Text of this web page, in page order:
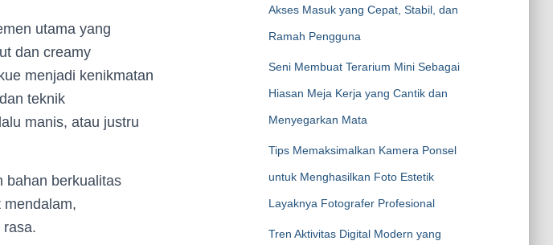
utama yang
dan creamy
menjadi kenikmatan
teknik
manis, atau justru
bahan berkualitas
rasa.
Akses Masuk yang Cepat, Stabil, dan
Ramah Pengguna
Seni Membuat Terarium Mini Sebagai
Hiasan Meja Kerja yang Cantik dan
Menyegarkan Mata
Tips Memaksimalkan Kamera Ponsel
untuk Menghasilkan Foto Estetik
Layaknya Fotografer Profesional
Tren Aktivitas Digital Modern yang